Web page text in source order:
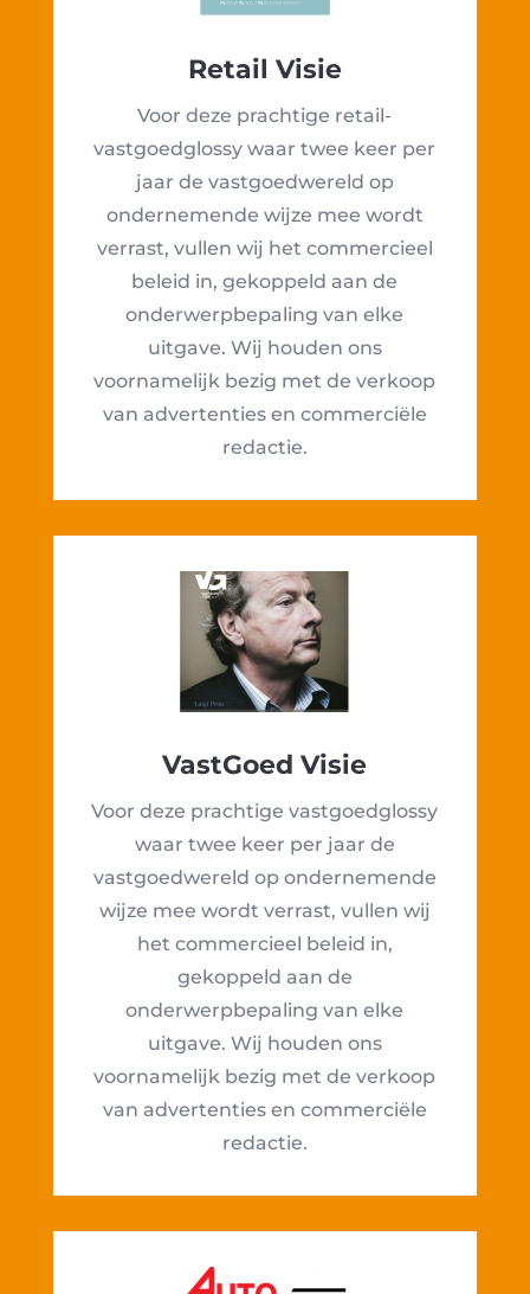
Retail Visie
Voor deze prachtige retail-
vastgoedglossy waar twee keer per
jaar de vastgoedwereld op
ondernemende wijze mee wordt
verrast, vullen wij het commercieel
beleid in, gekoppeld aan de
onderwerpbepaling van elke
uitgave. Wij houden ons
voornamelijk bezig met de verkoop
van advertenties en commerciële
redactie.
VastGoed Visie
Voor deze prachtige vastgoedglossy
waar twee keer per jaar de
vastgoedwereld op ondernemende
wijze mee wordt verrast, vullen wij
het commercieel beleid in,
gekoppeld aan de
onderwerpbepaling van elke
uitgave. Wij houden ons
voornamelijk bezig met de verkoop
van advertenties en commerciële
redactie.